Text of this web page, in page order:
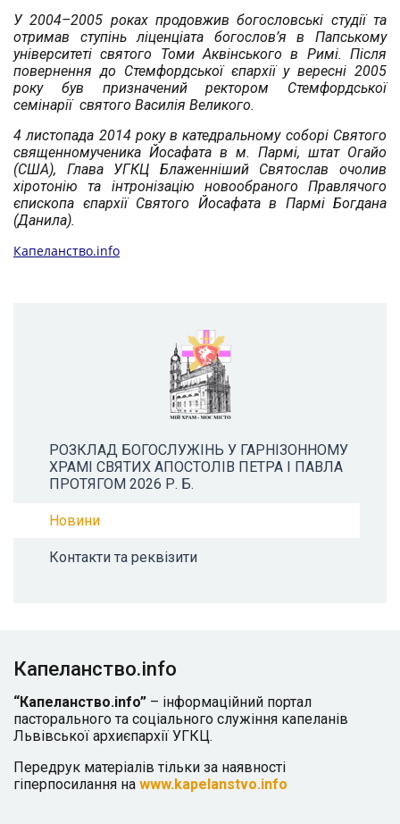
У 2004–2005 рокaх продовжив богословські студії та
отримав ступінь ліценціата богослов’я в Папському
університеті святого Томи Аквінського в Римі. Після
повернення до Стемфордської єпархії у вересні 2005
року був призначений ректором Стемфордської
семінарії святого Василія Великого.
4 листопада 2014 року в катедральному соборі Святого
священномученика Йосафата в м. Пармі, штат Огайо
(США), Глава УГКЦ Блаженніший Святослав очолив
хіротонію та інтронізацію новообраного Правлячого
єпископа єпархії Святого Йосафата в Пармі Богдана
(Данила).
Капеланство.info
РОЗКЛАД БОГОСЛУЖІНЬ У ГАРНІЗОННОМУ
ХРАМІ СВЯТИХ АПОСТОЛІВ ПЕТРА І ПАВЛА
ПРОТЯГОМ 2026 Р. Б.
Новини
Контакти та реквізити
Капеланство.info
“Капеланство.info” – інформаційний портал
пасторального та соціального служіння капеланів
Львівської архиєпархії УГКЦ.
Передрук матеріалів тільки за наявності
гіперпосилання на www.kapelanstvo.info